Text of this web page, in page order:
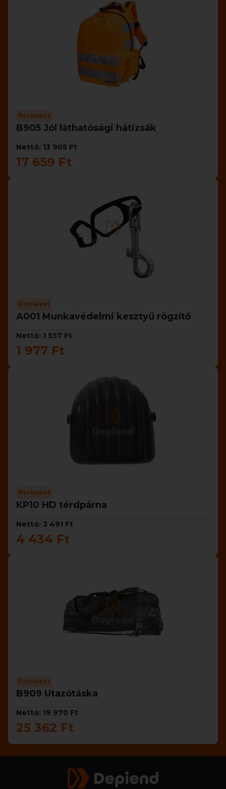
Portwest
B905 Jól láthatósági hátizsák
Nettó: 13 905 Ft
17 659 Ft
Portwest
A001 Munkavédelmi kesztyű rögzítő
Nettó: 1 557 Ft
1 977 Ft
Portwest
KP10 HD térdpárna
Nettó: 3 491 Ft
4 434 Ft
Portwest
B909 Utazótáska
Nettó: 19 970 Ft
25 362 Ft